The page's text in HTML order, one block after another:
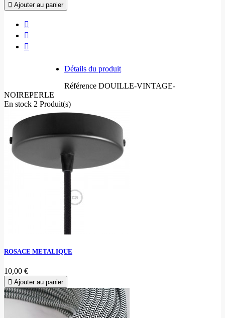
Ajouter au panier
Détails du produit
Référence DOUILLE-VINTAGE-
NOIREPERLE
En stock 2 Produit(s)
ROSACE METALIQUE
10,00 €
Ajouter au panier